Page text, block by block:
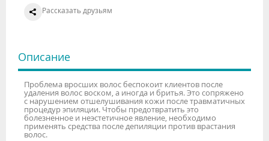
Рассказать друзьям
Описание
Проблема вросших волос беспокоит клиентов после
удаления волос воском, а иногда и бритья. Это сопряжено
с нарушением отшелушивания кожи после травматичных
процедур эпиляции. Чтобы предотвратить это
болезненное и неэстетичное явление, необходимо
применять средства после депиляции против врастания
волос.